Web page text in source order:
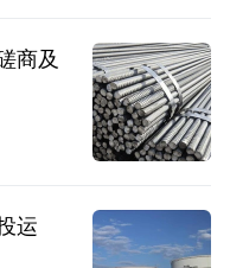
商及
运